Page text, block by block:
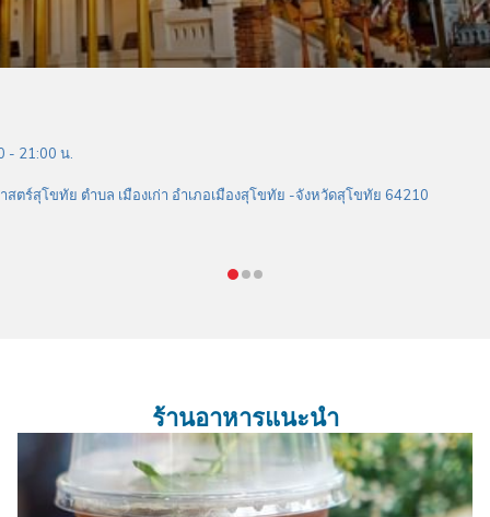
- 21:00 น.
สตร์สุโขทัย ตำบล เมืองเก่า อำเภอเมืองสุโขทัย -จังหวัดสุโขทัย 64210
ร้านอาหารแนะนำ